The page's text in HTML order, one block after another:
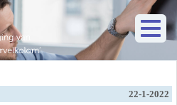
22-1-2022